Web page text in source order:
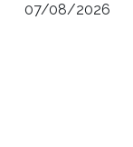
07/08/2026